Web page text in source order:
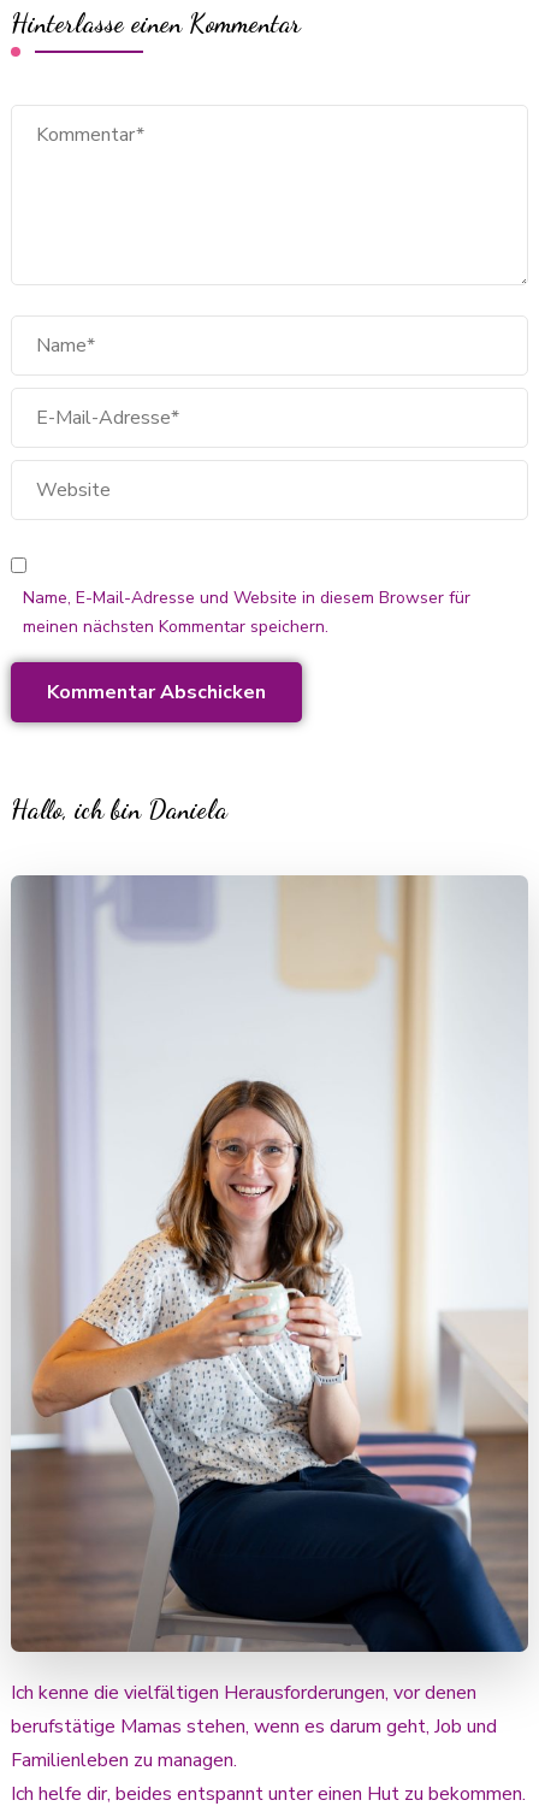
Hinterlasse einen Kommentar
Name, E-Mail-Adresse und Website in diesem Browser für
meinen nächsten Kommentar speichern.
Hallo, ich bin Daniela
Ich kenne die vielfältigen Herausforderungen, vor denen
berufstätige Mamas stehen, wenn es darum geht, Job und
Familienleben zu managen.
Ich helfe dir, beides entspannt unter einen Hut zu bekommen.